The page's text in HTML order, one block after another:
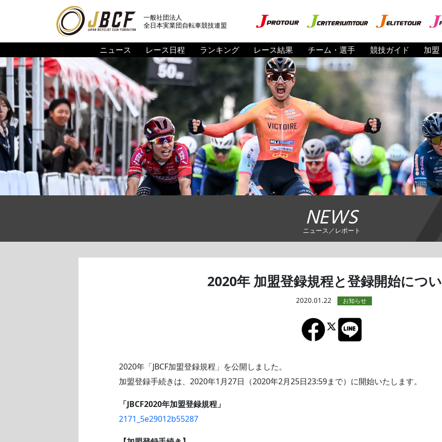
一般社団法人
全日本実業団自転車競技連盟
ニュース レース日程 ランキング レース結果 チーム・選手 競技ガイド 加盟
NEWS
ニュース／レポート
2020年 加盟登録規程と登録開始につ
2020.01.22
2020年「JBCF加盟登録規程」を公開しました。
加盟登録手続きは、2020年1月27日（2020年2月25日23:59まで）に開始いたします。
「JBCF2020年加盟登録規程」
2171_5e29012b55287